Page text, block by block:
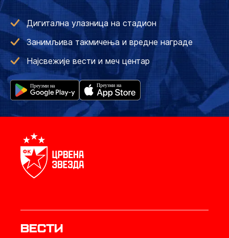
Дигитална улазница на стадион
Занимљива такмичења и вредне награде
Најсвежије вести и меч центар
Вести